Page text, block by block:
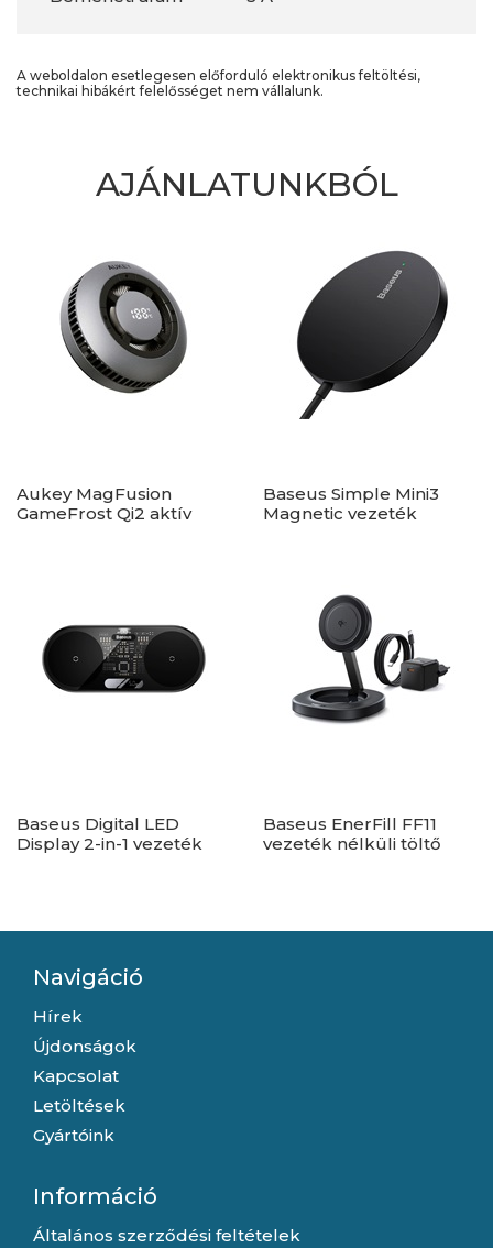
A weboldalon esetlegesen előforduló elektronikus feltöltési,
technikai hibákért felelősséget nem vállalunk.
AJÁNLATUNKBÓL
Aukey MagFusion
GameFrost Qi2 aktív
Baseus Simple Mini3
Magnetic vezeték
Baseus Digital LED
Display 2-in-1 vezeték
Baseus EnerFill FF11
vezeték nélküli töltő
Navigáció
Hírek
Újdonságok
Kapcsolat
Letöltések
Gyártóink
Információ
Általános szerződési feltételek